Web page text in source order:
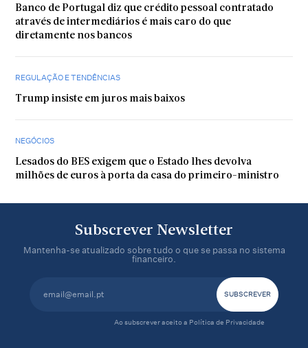
Banco de Portugal diz que crédito pessoal contratado
através de intermediários é mais caro do que
diretamente nos bancos
REGULAÇÃO E TENDÊNCIAS
Trump insiste em juros mais baixos
NEGÓCIOS
Lesados do BES exigem que o Estado lhes devolva
milhões de euros à porta da casa do primeiro-ministro
Subscrever Newsletter
Mantenha-se atualizado sobre tudo o que se passa no sistema
financeiro.
Ao subscrever aceito a Política de Privacidade